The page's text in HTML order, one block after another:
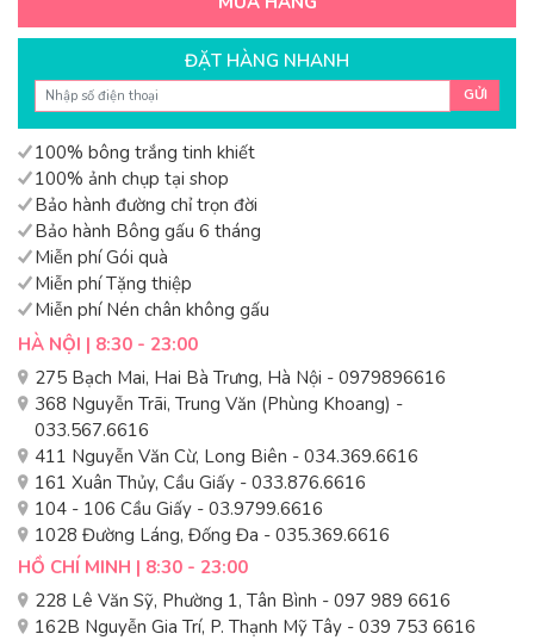
ĐẶT HÀNG NHANH
GỬI
100% bông trắng tinh khiết
100% ảnh chụp tại shop
Bảo hành đường chỉ trọn đời
Bảo hành Bông gấu 6 tháng
Miễn phí Gói quà
Miễn phí Tặng thiệp
Miễn phí Nén chân không gấu
HÀ NỘI | 8:30 - 23:00
275 Bạch Mai, Hai Bà Trưng, Hà Nội - 0979896616
368 Nguyễn Trãi, Trung Văn (Phùng Khoang) -
033.567.6616
411 Nguyễn Văn Cừ, Long Biên - 034.369.6616
161 Xuân Thủy, Cầu Giấy - 033.876.6616
104 - 106 Cầu Giấy - 03.9799.6616
1028 Đường Láng, Đống Đa - 035.369.6616
HỒ CHÍ MINH | 8:30 - 23:00
228 Lê Văn Sỹ, Phường 1, Tân Bình - 097 989 6616
162B Nguyễn Gia Trí, P. Thạnh Mỹ Tây - 039 753 6616